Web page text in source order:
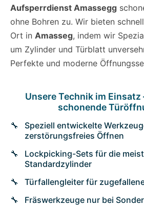
Aufsperrdienst Amassegg
ohne Bohren zu. Wir bieten
Ort in Amasseg, indem wir
um Zylinder und Türblatt
Perfekte und moderne
Unsere Technik im Einsatz
schonende
Speziell entwickelte
zerstörungsfreies Öffnen
Lockpicking-Sets für die
Standardzylinder
Türfallengleiter für
Fräswerkzeuge nur bei